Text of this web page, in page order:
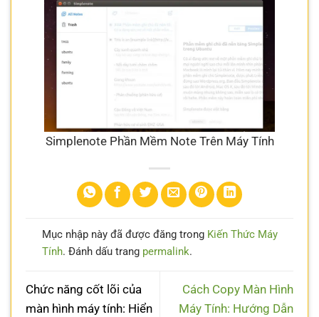
Simplenote Phần Mềm Note Trên Máy Tính
Mục nhập này đã được đăng trong Kiến Thức Máy
Tính. Đánh dấu trang permalink.
Chức năng cốt lõi của
màn hình máy tính: Hiển
Cách Copy Màn Hình
Máy Tính: Hướng Dẫn